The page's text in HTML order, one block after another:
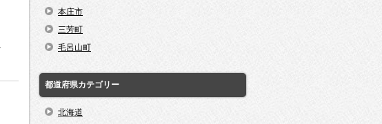
本庄市
三芳町
毛呂山町
都道府県カテゴリー
北海道